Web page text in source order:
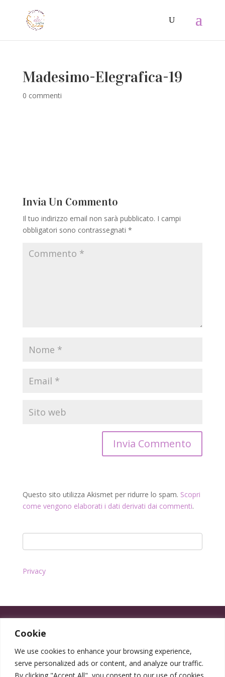
Cookie
We use cookies to enhance your browsing experience,
serve personalized ads or content, and analyze our traffic.
By clicking "Accept All", you consent to our use of cookies.
Madesimo-Elegrafica-19
0 commenti
Invia Un Commento
Il tuo indirizzo email non sarà pubblicato. I campi
obbligatori sono contrassegnati *
Questo sito utilizza Akismet per ridurre lo spam. Scopri
come vengono elaborati i dati derivati dai commenti.
Privacy